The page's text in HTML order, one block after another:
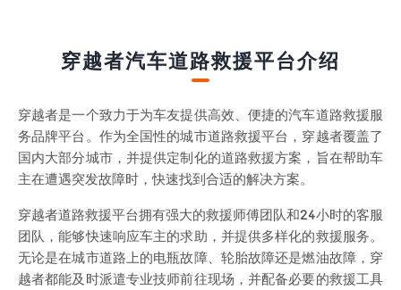
穿越者汽车道路救援平台介绍
穿越者是一个致力于为车友提供高效、便捷的汽车道路救援服
务品牌平台。作为全国性的城市道路救援平台，穿越者覆盖了
国内大部分城市，并提供定制化的道路救援方案，旨在帮助车
主在遭遇突发故障时，快速找到合适的解决方案。
穿越者道路救援平台拥有强大的救援师傅团队和24小时的客服
团队，能够快速响应车主的求助，并提供多样化的救援服务。
无论是在城市道路上的电瓶故障、轮胎故障还是燃油故障，穿
越者都能及时派遣专业技师前往现场，并配备必要的救援工具